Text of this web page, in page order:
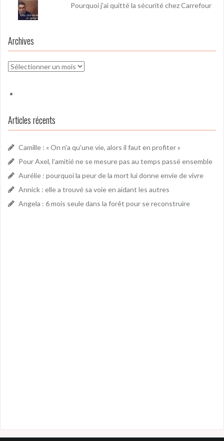
Pourquoi j'ai quitté la sécurité chez Carrefour
Archives
Archives
Articles récents
Camille : « On n’a qu’une vie, alors il faut en profiter »
Pour Axel, l’amitié ne se mesure pas au temps passé ensemble
Aurélie : pourquoi la peur de la mort lui donne envie de vivre
Annick : elle a trouvé sa voie en aidant les autres
Angela : 6 mois seule dans la forêt pour se reconstruire